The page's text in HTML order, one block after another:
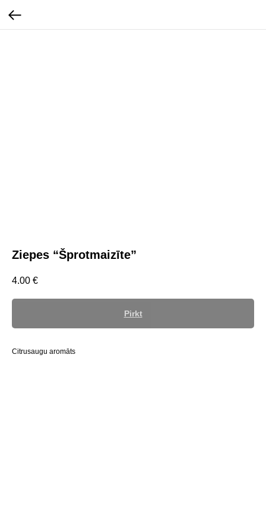
Ziepes “Šprotmaizīte”
4.00 €
Pirkt
Citrusaugu aromāts